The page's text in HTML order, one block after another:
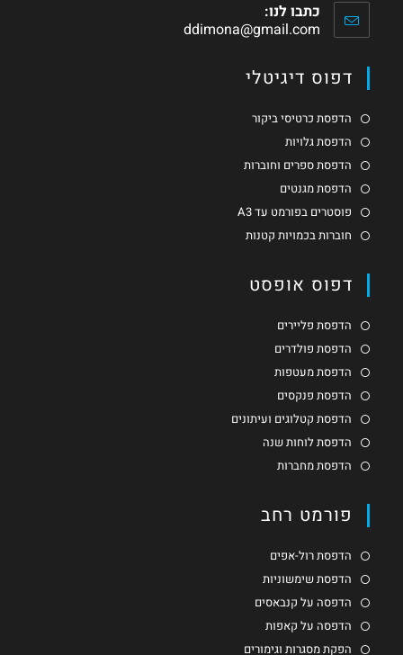
כתבו לנו:
ddimona@gmail.com
דפוס דיגיטלי
הדפסת כרטיסי ביקור
הדפסת גלויות
הדפסת ספרים וחוברות
הדפסת מגנטים
פוסטרים בפורמט עד A3
חוברות בכמויות קטנות
דפוס אופסט
הדפסת פליירים
הדפסת פולדרים
הדפסת מעטפות
הדפסת פנקסים
הדפסת קטלוגים ועיתונים
הדפסת לוחות שנה
הדפסת מחברות
פורמט רחב
הדפסת רול-אפים
הדפסת שימשוניות
הדפסה על קנבאסים
הדפסה על קאפות
הפקת מסגרות וגימורים